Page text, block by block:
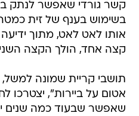
קשר גורדי שאפשר לנתק
בשימוש בענף של זית
אותו לאט לאט, מתוך
קצה אחד, הולך הקצה
תושבי קריית שמונה
אטום על ביירות", יצטרכו
שאפשר שבעוד כמה שנים